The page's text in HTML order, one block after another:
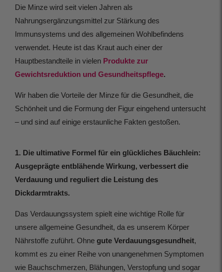
Die Minze wird seit vielen Jahren als
Nahrungsergänzungsmittel zur Stärkung des
Immunsystems und des allgemeinen Wohlbefindens
verwendet. Heute ist das Kraut auch einer der
Hauptbestandteile in vielen Produkte zur
Gewichtsreduktion und Gesundheitspflege.
Wir haben die Vorteile der Minze für die Gesundheit, die
Schönheit und die Formung der Figur eingehend untersucht
– und sind auf einige erstaunliche Fakten gestoßen.
1. Die ultimative Formel für ein glückliches Bäuchlein:
Ausgeprägte entblähende Wirkung, verbessert die
Verdauung und reguliert die Leistung des
Dickdarmtrakts.
Das Verdauungssystem spielt eine wichtige Rolle für
unsere allgemeine Gesundheit, da es unserem Körper
Nährstoffe zuführt. Ohne gute Verdauungsgesundheit,
kommt es zu einer Reihe von unangenehmen Symptomen
wie Bauchschmerzen, Blähungen, Verstopfung und sogar